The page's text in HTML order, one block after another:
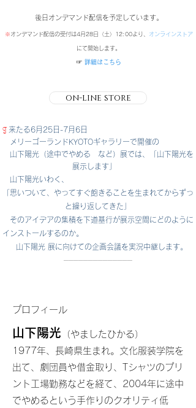
後日オンデマンド配信を予定しています。
※ オンデマンド配信の受付は4月28日（土）12:00より、 オンラインストア
にて開始します。
​☞ 詳細はこちら
on-line store
¶ 来たる6月25日-7月6日
メリーゴーランドKYOTOギャラリーで開催の
山下陽光（途中でやめる など）展では、「山下陽光を
展示します」
山下陽光いわく、
「思いついて、やってすぐ飽きることを生まれてからずっ
と繰り返してきた」
そのアイデアの集積を下道基行が展示空間にどのように
インストールするのか。
山下陽光 展に向けての企画会議を実況中継します。
──────────────
プロフィール
山下陽光 （やましたひかる）
1977年、長崎県生まれ。文化服装学院を
出て、劇団員や借金取り、Tシャツのプリ
ント工場勤務などを経て、2004年に途中
でやめるという手作りのクオリティ低